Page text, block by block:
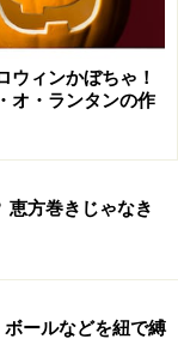
、家族に対して
時間のバランス
りを考えて、仕
ウィンかぼちゃ！
オ・ランタンの作
恵方巻きじゃなき
ールなどを紐で縛